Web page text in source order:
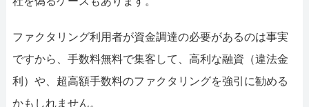
ファクタリング利用者が資金調達の必要があるのは事実
ですから、手数料無料で集客して、高利な融資（違法金
利）や、超高額手数料のファクタリングを強引に勧める
かもしれません。